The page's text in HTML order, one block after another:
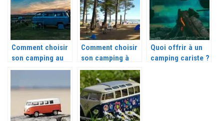
Comment choisir
son camping au
Cap d’Agde ?
Comment choisir
son camping à
Arcachon ?
Quoi offrir à un
camping cariste ?